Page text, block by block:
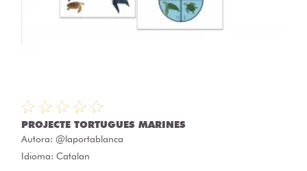
PROJECTE TORTUGUES MARINES
Autora: @laportablanca
Idioma: Catalan